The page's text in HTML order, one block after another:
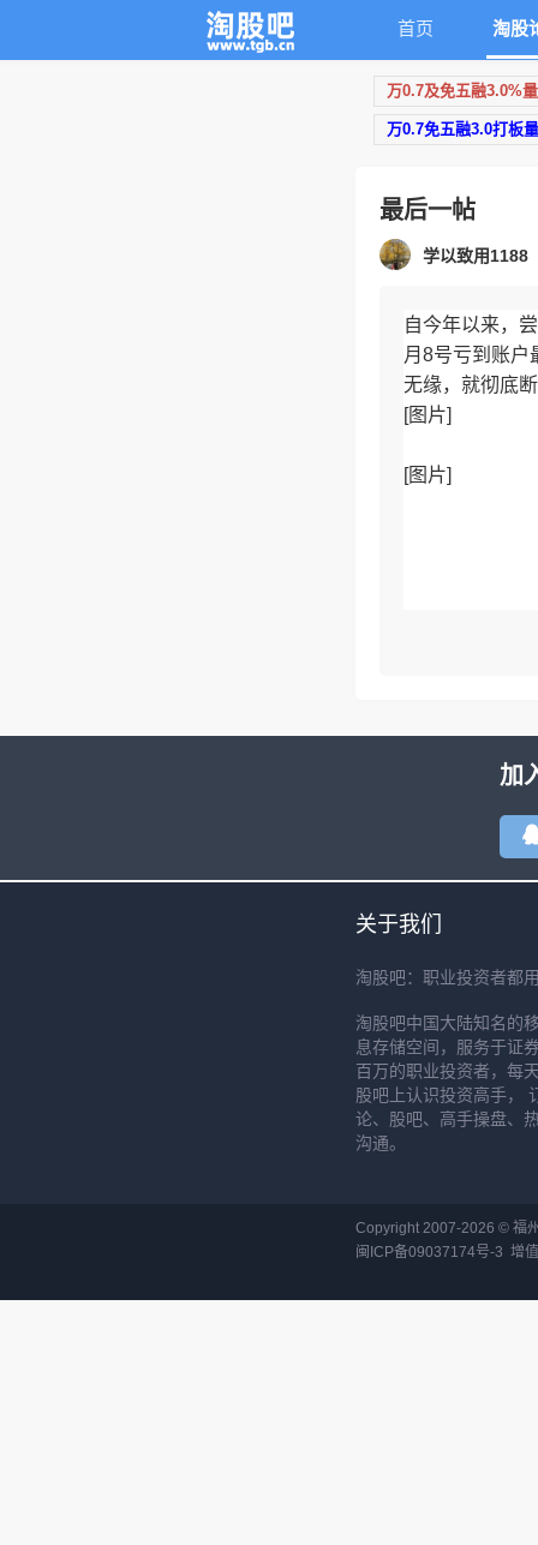
首页 淘股
万0.7及免五融3.0%
万0.7免五融3.0打板
最后一帖
学以致用1188
自今年以来，
月8号亏到账户
无缘，就彻底
[图片]
[图片]
加
关于我们
淘股吧：职业投资者都
淘股吧中国大陆知名的
息存储空间，服务于证
百万的职业投资者，每
股吧上认识投资高手，
论、股吧、高手操盘、
沟通。
Copyright 2007-2026 © 福
闽ICP备09037174号-3 增